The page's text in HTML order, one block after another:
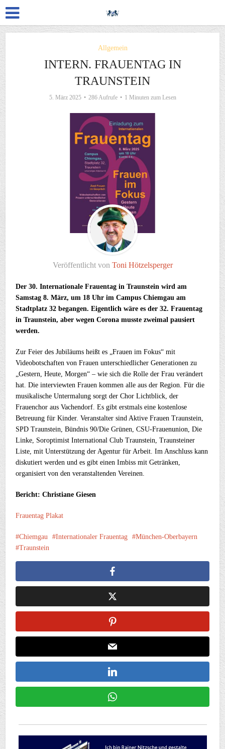
Allgemein
INTERN. FRAUENTAG IN
TRAUNSTEIN
5. März 2025 286 Aufrufe 1 Minuten zum Lesen
Veröffentlicht von Toni Hötzelsperger
Der 30. Internationale Frauentag in Traunstein wird am
Samstag 8. März, um 18 Uhr im Campus Chiemgau am
Stadtplatz 32 begangen. Eigentlich wäre es der 32. Frauentag
in Traunstein, aber wegen Corona musste zweimal pausiert
werden.
Zur Feier des Jubiläums heißt es „Frauen im Fokus“ mit
Videobotschaften von Frauen unterschiedlicher Generationen zu
„Gestern, Heute, Morgen“ – wie sich die Rolle der Frau verändert
hat. Die interviewten Frauen kommen alle aus der Region. Für die
musikalische Untermalung sorgt der Chor Lichtblick, der
Frauenchor aus Vachendorf. Es gibt erstmals eine kostenlose
Betreuung für Kinder. Veranstalter sind Aktive Frauen Traunstein,
SPD Traunstein, Bündnis 90/Die Grünen, CSU-Frauenunion, Die
Linke, Soroptimist International Club Traunstein, Traunsteiner
Liste, mit Unterstützung der Agentur für Arbeit. Im Anschluss kann
diskutiert werden und es gibt einen Imbiss mit Getränken,
organisiert von den veranstaltenden Vereinen.
Bericht: Christiane Giesen
Frauentag Plakat
Chiemgau Internationaler Frauentag
München-Oberbayern
Traunstein